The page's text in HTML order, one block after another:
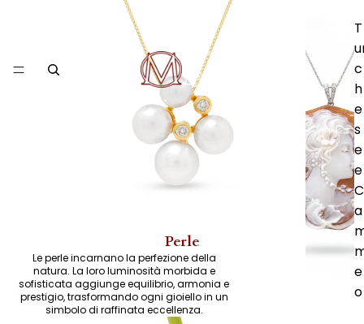
T
c
h
e
s
e
e
C
a
e
o
Perle
Le perle incarnano la perfezione della
natura. La loro luminosità morbida e
sofisticata aggiunge equilibrio, armonia e
prestigio, trasformando ogni gioiello in un
simbolo di raffinata eccellenza.